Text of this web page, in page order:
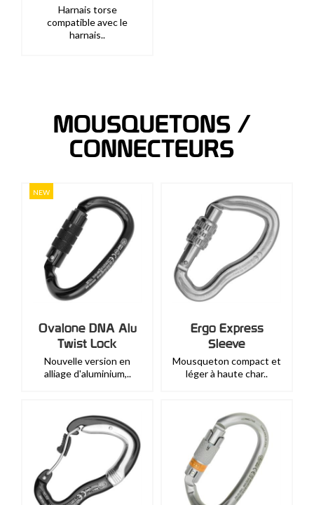
Harnais torse
compatible avec le
harnais..
MOUSQUETONS /
CONNECTEURS
NEW
Ovalone DNA Alu
Twist Lock
Nouvelle version en
alliage d'aluminium,..
Ergo Express
Sleeve
Mousqueton compact et
léger à haute char..